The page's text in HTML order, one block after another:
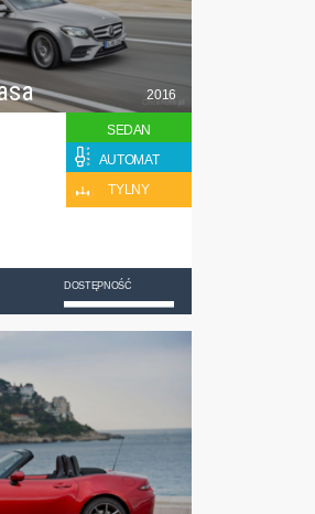
2016
SEDAN
AUTOMAT
TYLNY
DOSTĘPNOŚĆ